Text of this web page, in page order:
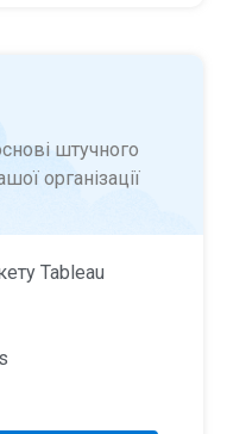
штучного
організації
Tableau